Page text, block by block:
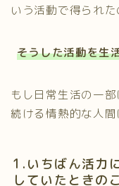
いう活動で得られた
そうした活動を生
もし日常生活の一
続ける情熱的な人間
1.いちばん活力
していたときの